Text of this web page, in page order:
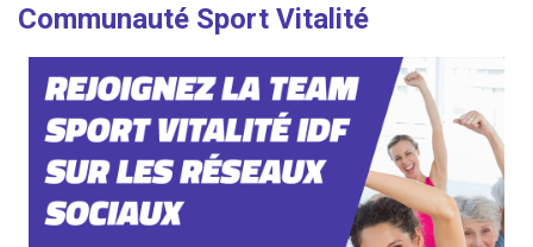
Communauté Sport Vitalité